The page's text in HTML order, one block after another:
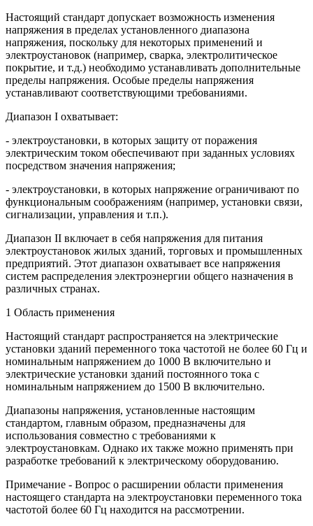
Настоящий стандарт допускает возможность изменения
напряжения в пределах установленного диапазона
напряжения, поскольку для некоторых применений и
электроустановок (например, сварка, электролитическое
покрытие, и т.д.) необходимо устанавливать дополнительные
пределы напряжения. Особые пределы напряжения
устанавливают соответствующими требованиями.
Диапазон I охватывает:
- электроустановки, в которых защиту от поражения
электрическим током обеспечивают при заданных условиях
посредством значения напряжения;
- электроустановки, в которых напряжение ограничивают по
функциональным соображениям (например, установки связи,
сигнализации, управления и т.п.).
Диапазон II включает в себя напряжения для питания
электроустановок жилых зданий, торговых и промышленных
предприятий. Этот диапазон охватывает все напряжения
систем распределения электроэнергии общего назначения в
различных странах.
1 Область применения
Настоящий стандарт распространяется на электрические
установки зданий переменного тока частотой не более 60 Гц и
номинальным напряжением до 1000 В включительно и
электрические установки зданий постоянного тока с
номинальным напряжением до 1500 В включительно.
Диапазоны напряжения, установленные настоящим
стандартом, главным образом, предназначены для
использования совместно с требованиями к
электроустановкам. Однако их также можно применять при
разработке требований к электрическому оборудованию.
Примечание - Вопрос о расширении области применения
настоящего стандарта на электроустановки переменного тока
частотой более 60 Гц находится на рассмотрении.